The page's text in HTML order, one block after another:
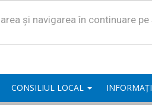
și navigarea în continuare
CONSILIUL LOCAL